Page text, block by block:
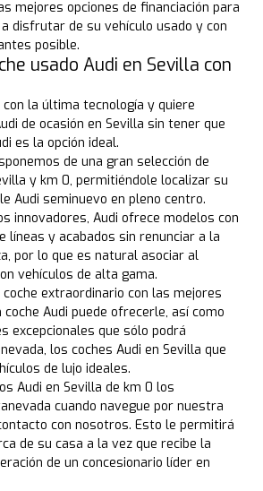
mejores opciones de financiación para
disfrutar de su vehículo usado y con
posible.
usado Audi en Sevilla con
con la última tecnología y quiere
de ocasión en Sevilla sin tener que
es la opción ideal.
de una gran selección de
y km 0, permitiéndole localizar su
Audi seminuevo en pleno centro.
innovadores, Audi ofrece modelos con
líneas y acabados sin renunciar a la
por lo que es natural asociar al
vehículos de alta gama.
extraordinario con las mejores
Audi puede ofrecerle, así como
excepcionales que sólo podrá
los coches Audi en Sevilla que
de lujo ideales.
Audi en Sevilla de km 0 los
cuando navegue por nuestra
con nosotros. Esto le permitirá
de su casa a la vez que recibe la
de un concesionario líder en